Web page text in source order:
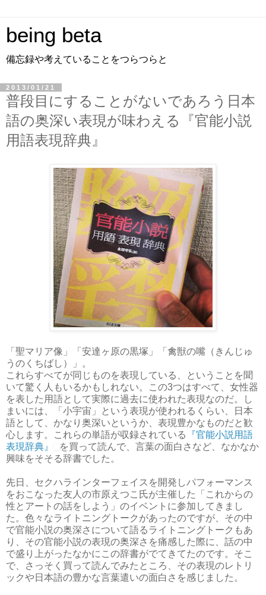
being beta
備忘録や考えていることをつらつらと
2013/01/21
普段目にすることがないであろう日本
語の奥深い表現が味わえる『官能小説
用語表現辞典』
「聖マリア像」「安達ヶ原の黒塚」「禽獣の嘴（きんじゅ
うのくちばし）」。
これらすべてが同じものを表現している、ということを聞
いて驚く人もいるかもしれない。この3つはすべて、女性器
を表した用語として実際に過去に使われた表現なのだ。し
まいには、「小宇宙」という表現が使われるくらい、日本
語として、かなり奥深いというか、表現豊かなものだと歓
心します。これらの単語が収録されている
『官能小説用語
表現辞典』
を買って読んで、言葉の面白さなど、なかなか
興味をそそる辞書でした。
先日、セクハラインターフェイスを開発しパフォーマンス
をおこなった友人の市原えつこ氏が主催した「これからの
性とアートの話をしよう」のイベントに参加してきまし
た。色々なライトニングトークがあったのですが、その中
で官能小説の奥深さについて語るライトニングトークもあ
り、その官能小説の表現の奥深さを痛感した際に、話の中
で盛り上がったなかにこの辞書がでてきてたのです。そこ
で、さっそく買って読んでみたところ、その表現のレトリ
ックや日本語の豊かな言葉遣いの面白さを感じました。